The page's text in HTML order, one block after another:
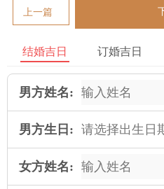
五、建议意见
如果要结合八字命理看这还得看
八字所缺所喜来调整日子。比如
置些绿植，或者选择木气旺的日
又有自然生机。而且要符合当地
适宜订婚的最佳吉日查询 2025年
上一篇
结婚吉日 订婚吉日
男方姓名:
男方生日:
女方姓名: